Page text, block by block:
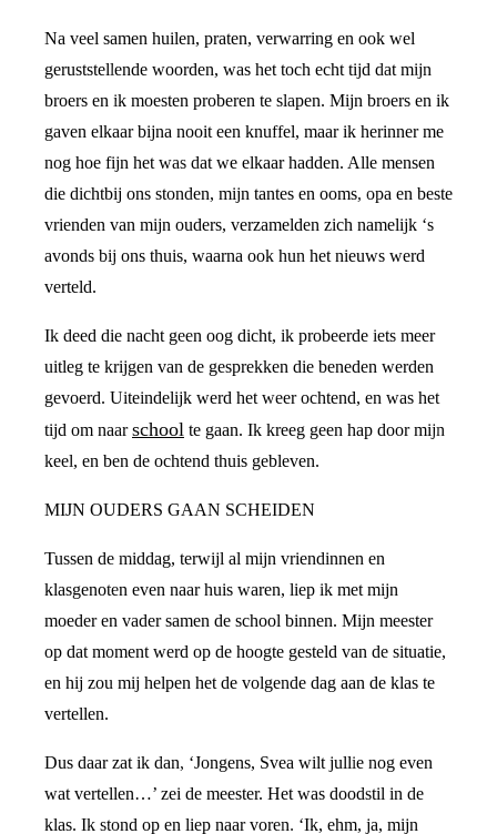
Na veel samen huilen, praten, verwarring en ook wel
geruststellende woorden, was het toch echt tijd dat mijn
broers en ik moesten proberen te slapen. Mijn broers en ik
gaven elkaar bijna nooit een knuffel, maar ik herinner me
nog hoe fijn het was dat we elkaar hadden. Alle mensen
die dichtbij ons stonden, mijn tantes en ooms, opa en beste
vrienden van mijn ouders, verzamelden zich namelijk ‘s
avonds bij ons thuis, waarna ook hun het nieuws werd
verteld.
Ik deed die nacht geen oog dicht, ik probeerde iets meer
uitleg te krijgen van de gesprekken die beneden werden
gevoerd. Uiteindelijk werd het weer ochtend, en was het
tijd om naarschool te gaan. Ik kreeg geen hap door mijn
keel, en ben de ochtend thuis gebleven.
MIJN OUDERS GAAN SCHEIDEN
Tussen de middag, terwijl al mijn vriendinnen en
klasgenoten even naar huis waren, liep ik met mijn
moeder en vader samen de school binnen. Mijn meester
op dat moment werd op de hoogte gesteld van de situatie,
en hij zou mij helpen het de volgende dag aan de klas te
vertellen.
Dus daar zat ik dan, ‘Jongens, Svea wilt jullie nog even
wat vertellen…’ zei de meester. Het was doodstil in de
klas. Ik stond op en liep naar voren. ‘Ik, ehm, ja, mijn